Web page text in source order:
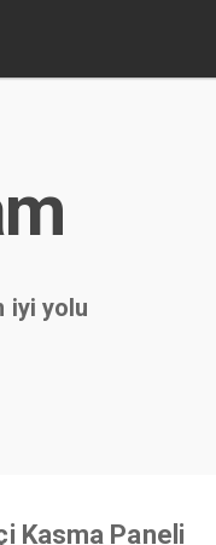
iyi yolu
Kasma Paneli